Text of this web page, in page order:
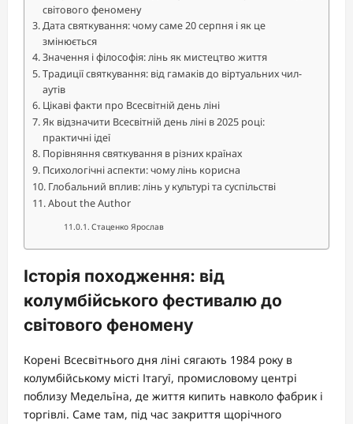
світового феномену
Дата святкування: чому саме 20 серпня і як це
змінюється
Значення і філософія: лінь як мистецтво життя
Традиції святкування: від гамаків до віртуальних чил-
аутів
Цікаві факти про Всесвітній день ліні
Як відзначити Всесвітній день ліні в 2025 році:
практичні ідеї
Порівняння святкування в різних країнах
Психологічні аспекти: чому лінь корисна
Глобальний вплив: лінь у культурі та суспільстві
About the Author
Стаценко Ярослав
Історія походження: від
колумбійського фестивалю до
світового феномену
Корені Всесвітнього дня ліні сягають 1984 року в
колумбійському місті Ітагуї, промисловому центрі
поблизу Медельїна, де життя кипить навколо фабрик і
торгівлі. Саме там, під час закриття щорічного